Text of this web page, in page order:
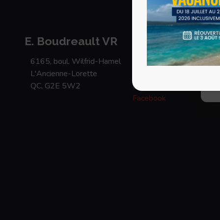
ou
et
E. Boudreault VR
6165, boul. Wilfrid-Hamel
L'Ancienne-Lorette
QC, G2E 5W2
418 871-1895
info@eboudreaultvr.com
Facebook